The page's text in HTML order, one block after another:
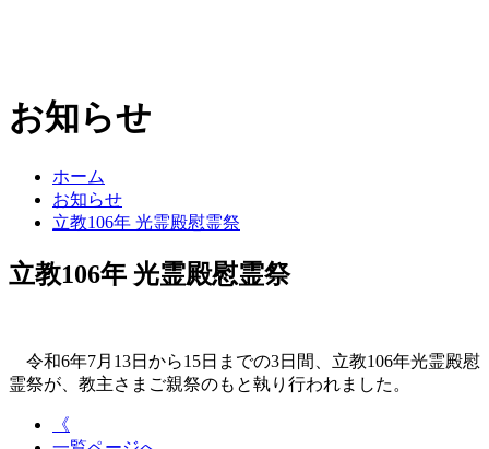
お知らせ
ホーム
お知らせ
立教106年 光霊殿慰霊祭
立教106年 光霊殿慰霊祭
令和6年7月13日から15日までの3日間、立教106年光霊殿慰
霊祭が、教主さまご親祭のもと執り行われました。
《